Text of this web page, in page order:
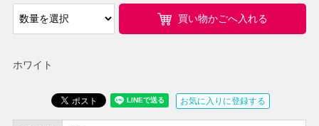
ホワイト
買い物かごへ入れる
お気に入りに登録する